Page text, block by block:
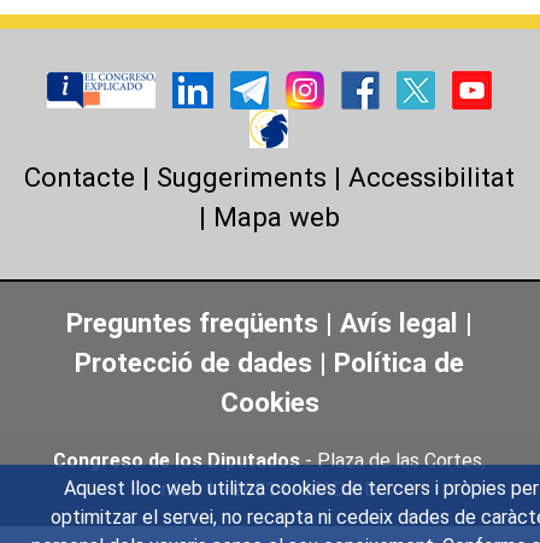
Aquest lloc web utilitza cookies de tercers i pròpies per
optimitzar el servei, no recapta ni cedeix dades de
Contacte | Suggeriments | Accessibilitat
| Mapa web
Preguntes freqüents | Avís legal |
Protecció de dades | Política de
Cookies
Congreso de los Diputados- Plaza de las Cortes,
núm. 1 - 28014 - MADRID